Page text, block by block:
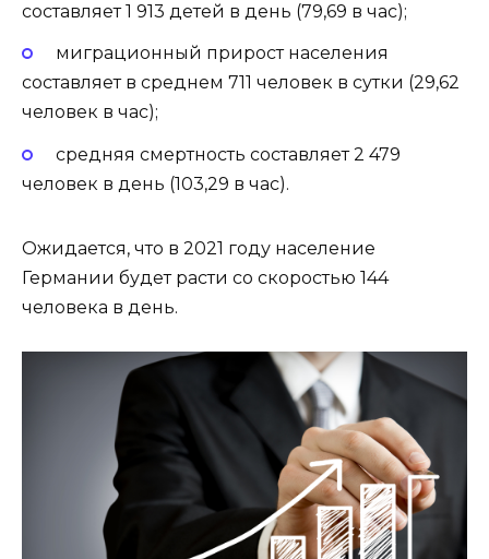
составляет 1 913 детей в день (79,69 в час);
миграционный прирост населения
составляет в среднем 711 человек в сутки (29,62
человек в час);
средняя смертность составляет 2 479
человек в день (103,29 в час).
Ожидается, что в 2021 году население
Германии будет расти со скоростью 144
человека в день.